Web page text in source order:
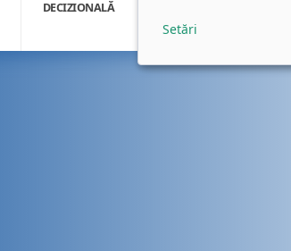
DECIZIONALĂ
Setări